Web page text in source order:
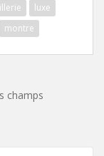
luxe
montre
champs